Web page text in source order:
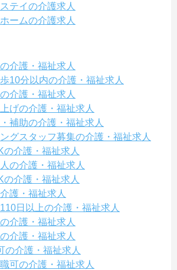
テイの介護求人
ームの介護求人
介護・福祉求人
10分以内の介護・福祉求人
介護・福祉求人
げの介護・福祉求人
補助の介護・福祉求人
グスタッフ募集の介護・福祉求人
介護・福祉求人
の介護・福祉求人
介護・福祉求人
護・福祉求人
日以上の介護・福祉求人
介護・福祉求人
介護・福祉求人
の介護・福祉求人
可の介護・福祉求人